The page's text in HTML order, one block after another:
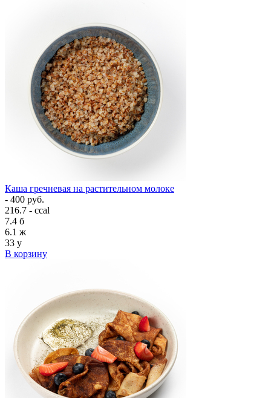
Каша гречневая на растительном молоке
- 400 руб.
216.7 - ccal
7.4 б
6.1 ж
33 у
В корзину